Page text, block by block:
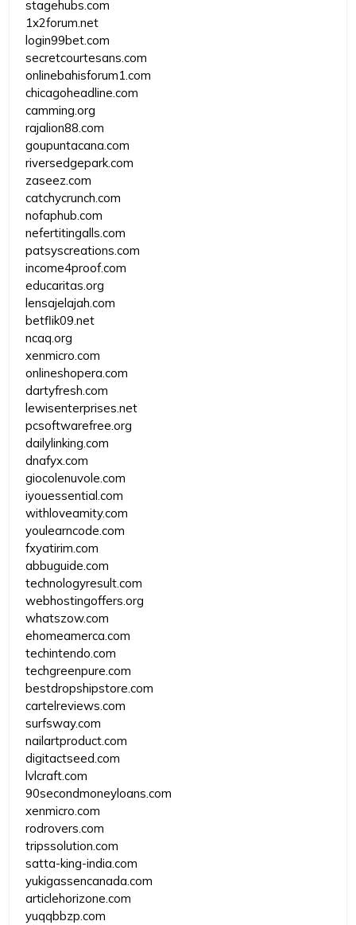
stagehubs.com
1x2forum.net
login99bet.com
secretcourtesans.com
onlinebahisforum1.com
chicagoheadline.com
camming.org
rajalion88.com
goupuntacana.com
riversedgepark.com
zaseez.com
catchycrunch.com
nofaphub.com
nefertitingalls.com
patsyscreations.com
income4proof.com
educaritas.org
lensajelajah.com
betflik09.net
ncaq.org
xenmicro.com
onlineshopera.com
dartyfresh.com
lewisenterprises.net
pcsoftwarefree.org
dailylinking.com
dnafyx.com
giocolenuvole.com
iyouessential.com
withloveamity.com
youlearncode.com
fxyatirim.com
abbuguide.com
technologyresult.com
webhostingoffers.org
whatszow.com
ehomeamerca.com
techintendo.com
techgreenpure.com
bestdropshipstore.com
cartelreviews.com
surfsway.com
nailartproduct.com
digitactseed.com
lvlcraft.com
90secondmoneyloans.com
xenmicro.com
rodrovers.com
tripssolution.com
satta-king-india.com
yukigassencanada.com
articlehorizone.com
yuqqbbzp.com